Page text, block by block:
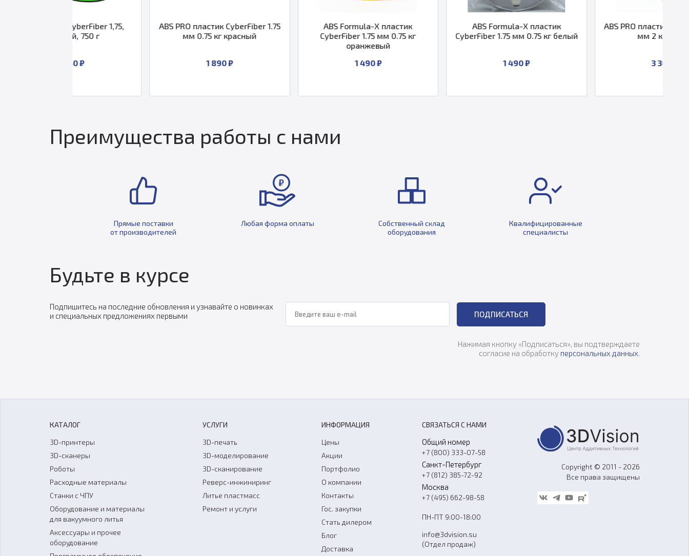
ABS PRO пластик CyberFiber 1.75
мм 0.75 кг красный
ABS Formula-X пластик
CyberFiber 1.75 мм 0.75 кг
ABS Formula-X пластик
CyberFiber 1.75 мм 0.75 кг белый
ABS PRO пластик CyberFiber 1.75
мм 2 кг серый
Преимущества работы с нами
Прямые поставки
от производителей
Любая форма оплаты
Собственный склад
оборудования
Квалифицированные
специалисты
Будьте в курсе
Подпишитесь на последние обновления и узнавайте о новинках
и специальных предложениях первыми
ПОДПИСАТЬСЯ
Нажимая кнопку «Подписаться», вы подтверждаете
согласие на обработку персональных данных.
КАТАЛОГ
3D-принтеры
3D-сканеры
Роботы
Расходные материалы
Станки с ЧПУ
Оборудование и материалы
для вакуумного литья
Аксессуары и прочее
оборудование
УСЛУГИ
3D-печать
3D-моделирование
3D-сканирование
Реверс-инжиниринг
Литье пластмасс
Ремонт и услуги
ИНФОРМАЦИЯ
Цены
Акции
Портфолио
О компании
Контакты
Гос. закупки
Стать дилером
Блог
Доставка
СВЯЗАТЬСЯ С НАМИ
Общий номер
+7 (800) 333-07-58
Санкт-Петербург
+7 (812) 385-72-92
Москва
+7 (495) 662-98-58
ПН-ПТ 9:00-18:00
info@3dvision.su
(Отдел продаж)
Copyright © 2011 - 2026
Все права защищены